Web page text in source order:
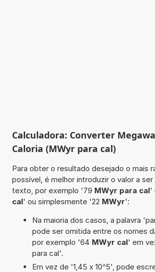
Calculadora: Converter
Caloria (MWyr para cal)
Para obter o resultado desejado o mais
possível, é melhor introduzir o valor a
texto, por exemplo '79 MWyr para cal'
cal' ou simplesmente '22 MWyr':
Na maioria dos casos, a palavra
pode ser omitida entre os nomes
por exemplo '64 MWyr cal' em
para cal'.
Em vez de '1,45 x 10^5', pode